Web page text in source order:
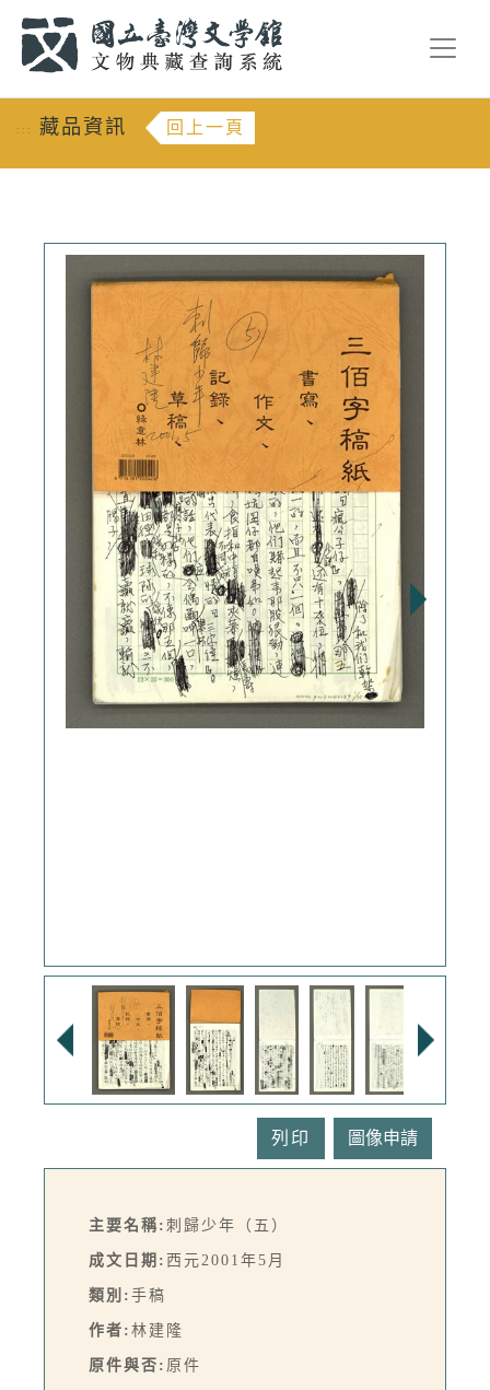
::: 藏品資訊 回上一頁
列印
主要名稱: 刺歸少年（五）
成文日期: 西元2001年5月
類別: 手稿
作者: 林建隆
原件與否: 原件